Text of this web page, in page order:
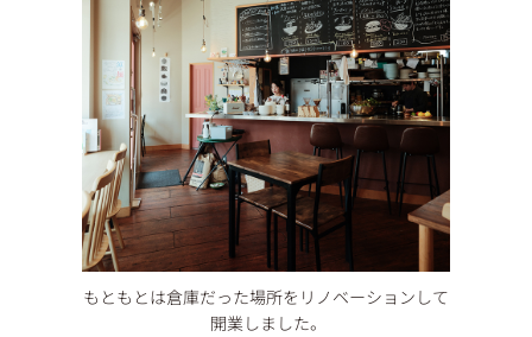
もともとは倉庫だった場所をリノベーションして
開業しました。